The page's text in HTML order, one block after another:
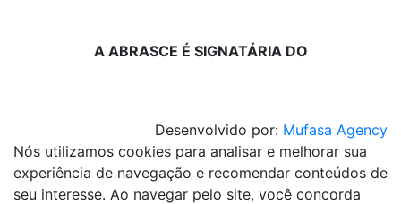
A ABRASCE É SIGNATÁRIA DO
Desenvolvido por: Mufasa Agency
Nós utilizamos cookies para analisar e melhorar sua
experiência de navegação e recomendar conteúdos de
seu interesse. Ao navegar pelo site, você concorda